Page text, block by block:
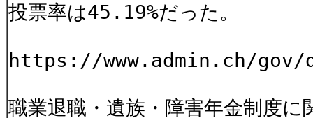
投票率は45.19%だった。
https://www.admin.ch/
職業退職・遺族・障害年金制度に